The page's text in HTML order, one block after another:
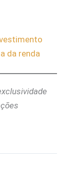
da renda